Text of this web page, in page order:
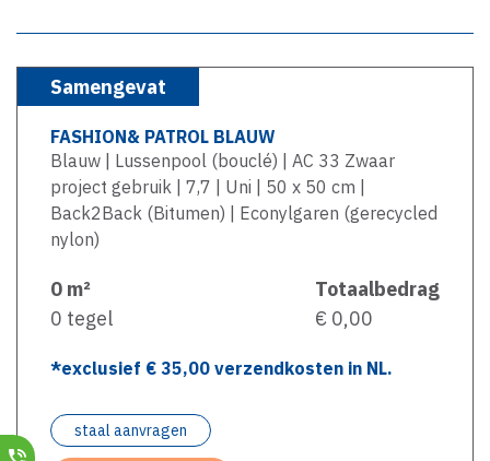
Samengevat
FASHION& PATROL BLAUW
Blauw | Lussenpool (bouclé) | AC 33 Zwaar
project gebruik | 7,7 | Uni | 50 x 50 cm |
Back2Back (Bitumen) | Econylgaren (gerecycled
nylon)
0 m²
0 tegel
Totaalbedrag
€ 0,00
*exclusief € 35,00 verzendkosten in NL.
staal aanvragen